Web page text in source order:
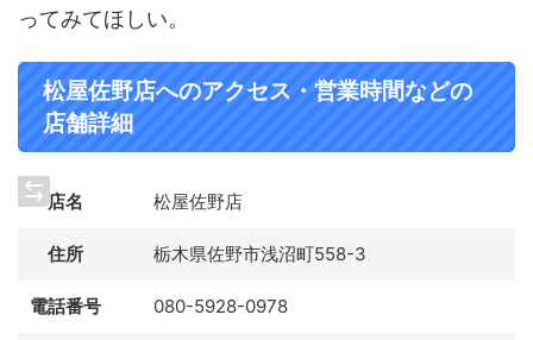
ってみてほしい。
松屋佐野店へのアクセス・営業時間などの
店舗詳細
店名 松屋佐野店
住所 栃木県佐野市浅沼町558-3
電話番号 080-5928-0978